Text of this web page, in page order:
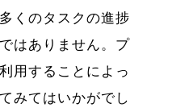
くのタスクの進捗
はありません。プ
用することによっ
みてはいかがでし